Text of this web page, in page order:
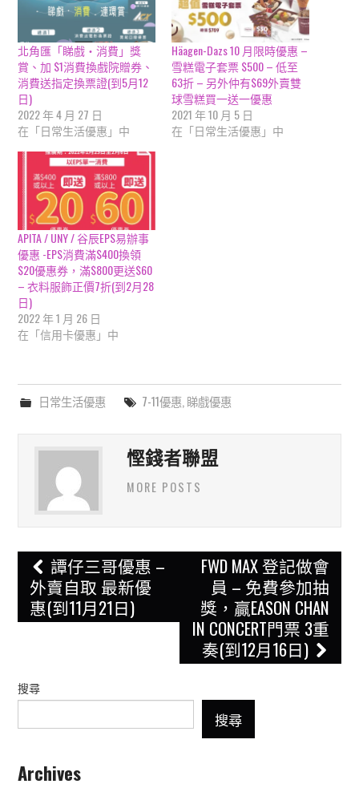
北角匯「睇戲‧消費」獎
賞、加 $1消費換戲院贈券、
消費送指定換票證(到5月12
日)
2022 年 4 月 27 日
在「日常生活優惠」中
Häagen-Dazs 10 月限時優惠 –
雪糕電子套票 $500 – 低至
63折 – 另外仲有$69外賣雙
球雪糕買一送一優惠
2021 年 10 月 5 日
在「日常生活優惠」中
APITA / UNY / 谷辰EPS易辦事
優惠 -EPS消費滿$400換領
$20優惠券，滿$800更送$60
– 衣料服飾正價7折(到2月28
日)
2022 年 1 月 26 日
在「信用卡優惠」中
日常生活優惠 7-11優惠, 睇戲優惠
慳錢者聯盟
MORE POSTS
Post
navigation
譚仔三哥優惠 –
外賣自取 最新優
惠(到11月21日)
FWD MAX 登記做會
員 – 免費參加抽
獎，贏EASON CHAN
IN CONCERT門票 3重
奏(到12月16日)
搜尋
搜尋
Archives